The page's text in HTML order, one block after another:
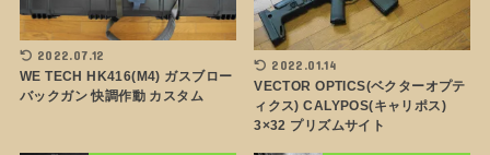
2022.07.12
WE TECH HK416(M4) ガスブロー
バックガン 快調作動 カスタム
2022.01.14
VECTOR OPTICS(ベクターオプテ
ィクス) CALYPOS(キャリポス)
3×32 プリズムサイト